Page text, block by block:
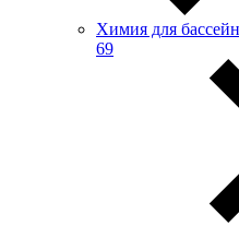
Химия для
69